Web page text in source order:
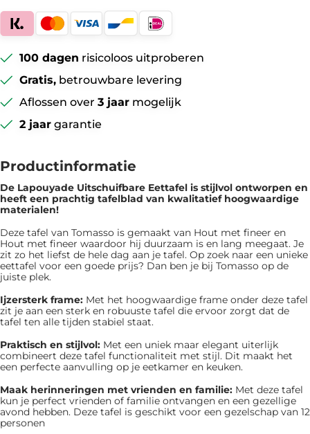
Productinformatie
De Lapouyade Uitschuifbare Eettafel is ​​stijlvol ontworpen en
heeft een prachtig tafelblad van kwalitatief hoogwaardige
materialen!
Deze tafel van Tomasso is gemaakt van Hout met fineer en
Hout met fineer waardoor hij duurzaam is en lang meegaat. Je
zit zo het liefst de hele dag aan je tafel. Op zoek naar een unieke
eettafel voor een goede prijs? Dan ben je bij Tomasso op de
juiste plek.
Ijzersterk frame: Met het hoogwaardige frame onder deze tafel
zit je aan een sterk en robuuste tafel die ervoor zorgt dat de
tafel ten alle tijden stabiel staat.
Praktisch en stijlvol: Met een uniek maar elegant uiterlijk
combineert deze tafel functionaliteit met stijl. Dit maakt het
een perfecte aanvulling op je eetkamer en keuken.
Maak herinneringen met vrienden en familie: Met deze tafel
kun je perfect vrienden of familie ontvangen en een gezellige
avond hebben. Deze tafel is geschikt voor een gezelschap van 12
personen
100 dagen risicoloos uitproberen
Gratis, betrouwbare levering
Aflossen over 3 jaar mogelijk
2 jaargarantie